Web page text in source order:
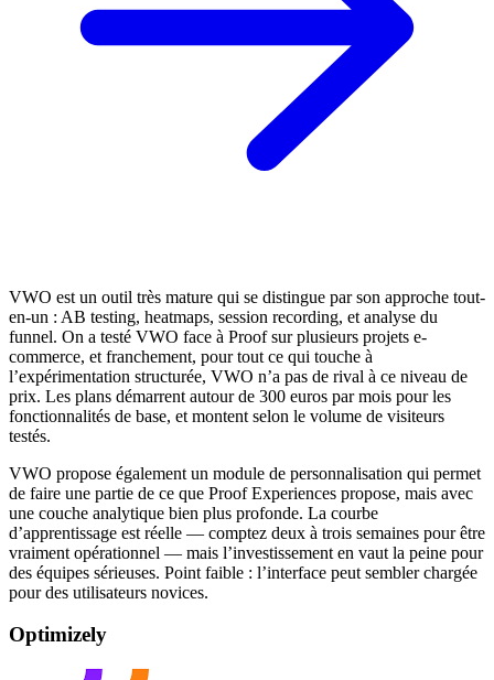
VWO est un outil très mature qui se distingue par son approche tout-
en-un : AB testing, heatmaps, session recording, et analyse du
funnel. On a testé VWO face à Proof sur plusieurs projets e-
commerce, et franchement, pour tout ce qui touche à
l’expérimentation structurée, VWO n’a pas de rival à ce niveau de
prix. Les plans démarrent autour de 300 euros par mois pour les
fonctionnalités de base, et montent selon le volume de visiteurs
testés.
VWO propose également un module de personnalisation qui permet
de faire une partie de ce que Proof Experiences propose, mais avec
une couche analytique bien plus profonde. La courbe
d’apprentissage est réelle — comptez deux à trois semaines pour être
vraiment opérationnel — mais l’investissement en vaut la peine pour
des équipes sérieuses. Point faible : l’interface peut sembler chargée
pour des utilisateurs novices.
Optimizely